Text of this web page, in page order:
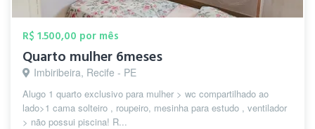
R$ 1.500,00 por mês
Quarto mulher 6meses
Imbiribeira, Recife - PE
Alugo 1 quarto exclusivo para mulher > wc compartilhado ao
lado>1 cama solteiro , roupeiro, mesinha para estudo , ventilador
> não possui piscina! R...